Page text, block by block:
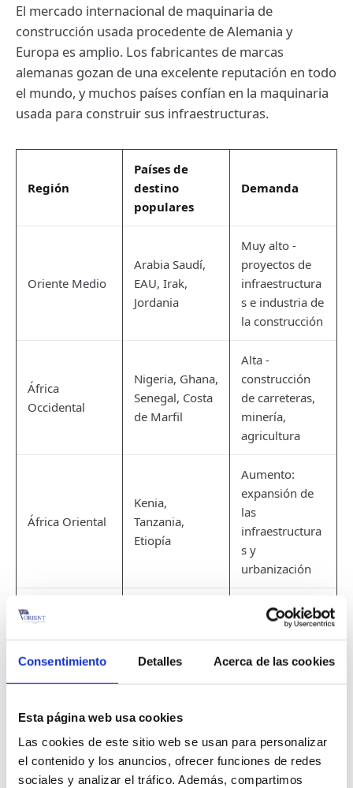
Consentimiento Detalles Acerca de las cookies
Esta página web usa cookies
Las cookies de este sitio web se usan para personalizar
el contenido y los anuncios, ofrecer funciones de redes
sociales y analizar el tráfico. Además, compartimos
El mercado internacional de maquinaria de
construcción usada procedente de Alemania y
Europa es amplio. Los fabricantes de marcas
alemanas gozan de una excelente reputación en todo
el mundo, y muchos países confían en la maquinaria
usada para construir sus infraestructuras.
Región
Países de
destino
populares
Demanda
Oriente Medio
Arabia Saudí,
EAU, Irak,
Jordania
Muy alto -
proyectos de
infraestructura
s e industria de
la construcción
África
Occidental
Nigeria, Ghana,
Senegal, Costa
de Marfil
Alta -
construcción
de carreteras,
minería,
agricultura
África Oriental
Kenia,
Tanzania,
Etiopía
Aumento:
expansión de
las
infraestructura
s y
urbanización
Túnez
Estable -
Construcción y
proyectos
industriales
Asia Central
Kazajstán,
Uzbekistán
materias
primas y
proyectos de